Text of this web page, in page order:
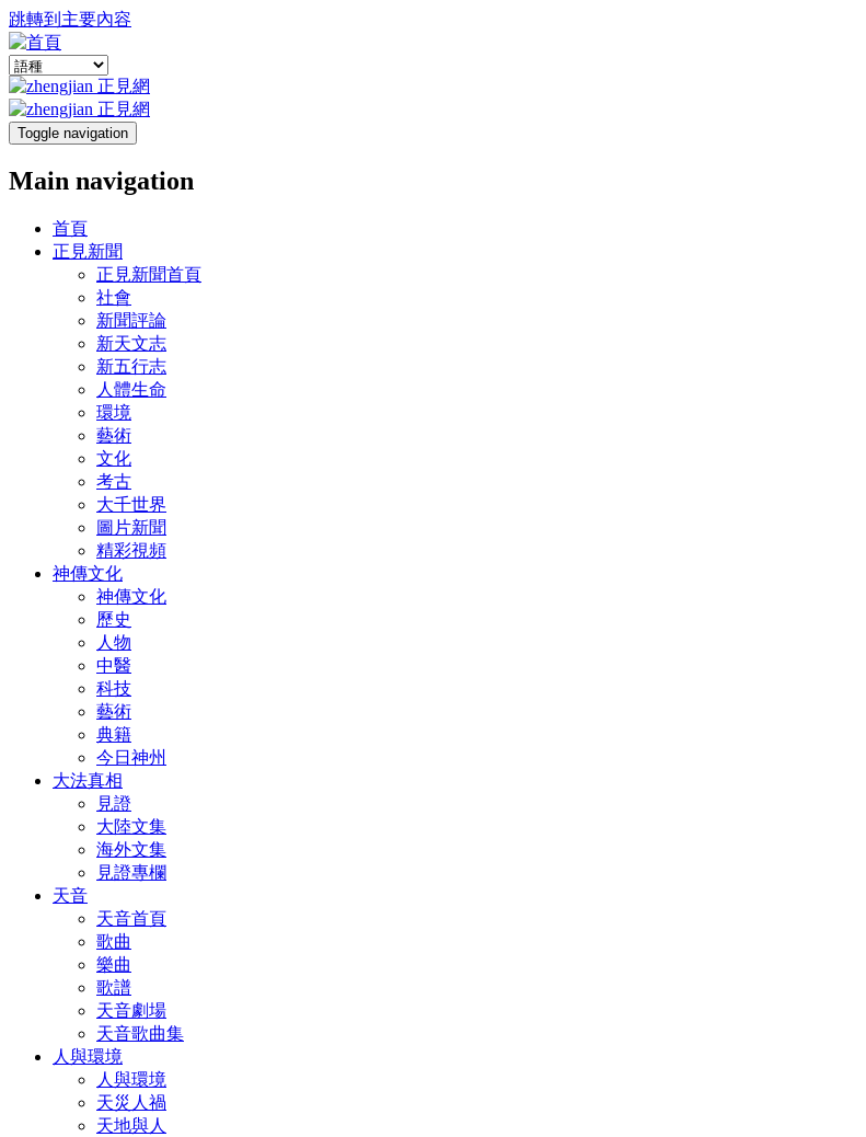
跳轉到主要內容
Toggle navigation
Main navigation
首頁
正見新聞
正見新聞首頁
社會
新聞評論
新天文志
新五行志
人體生命
環境
藝術
文化
考古
大千世界
圖片新聞
精彩視頻
神傳文化
神傳文化
歷史
人物
中醫
科技
藝術
典籍
今日神州
大法真相
見證
大陸文集
海外文集
見證專欄
天音
天音首頁
歌曲
樂曲
歌譜
天音劇場
天音歌曲集
人與環境
人與環境
天災人禍
天地與人